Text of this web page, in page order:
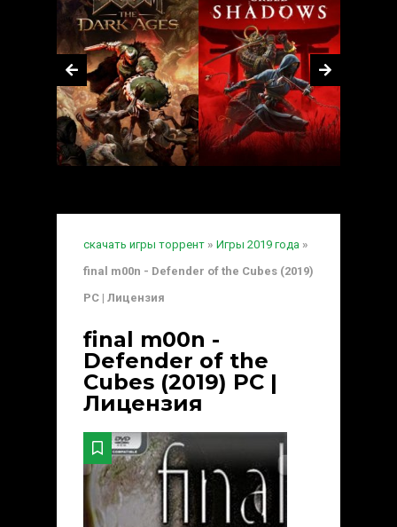
скачать игры торрент » Игры 2019 года »
final m00n - Defender of the Cubes (2019)
PC | Лицензия
final m00n -
Defender of the
Cubes (2019) PC |
Лицензия